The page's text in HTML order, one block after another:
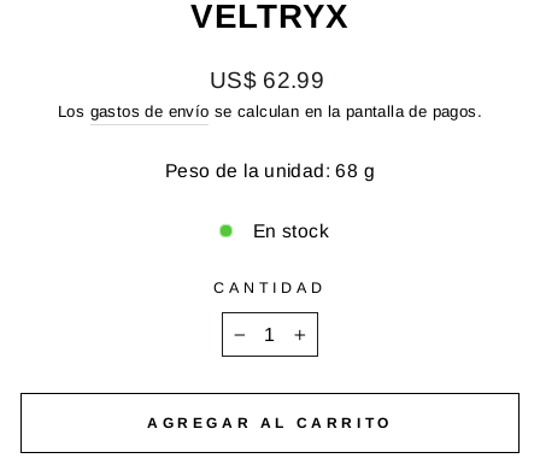
VELTRYX
Precio
habitual
US$ 62.99
Los gastos de envío se calculan en la pantalla de pagos.
Peso de la unidad: 68 g
En stock
CANTIDAD
AGREGAR AL CARRITO